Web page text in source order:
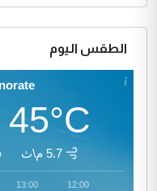
الطقس اليوم
45°C
5.7 م\ث
12:00
13:00